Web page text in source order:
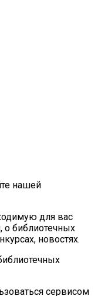
нашей
для вас
о библиотечных
новостях.
сервисом